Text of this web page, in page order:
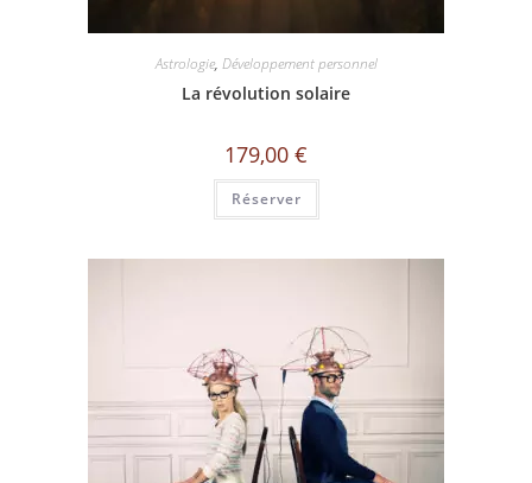
Astrologie, Développement personnel
La révolution solaire
179,00 €
Réserver